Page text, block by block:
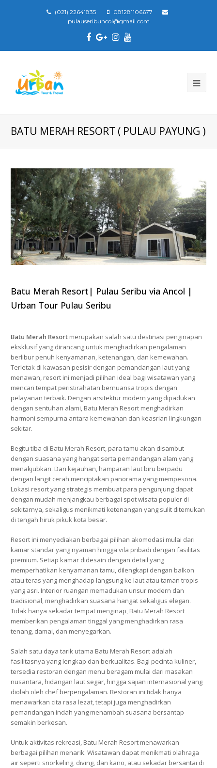
(021) 22641835
081281106677
pulauseribuncol@gmail.com
Facebook
Google
Plus
Instagram
Youtube
BATU MERAH RESORT ( PULAU PAYUNG )
Batu Merah Resort| Pulau Seribu via Ancol |
Urban Tour Pulau Seribu
Batu Merah Resort merupakan salah satu destinasi penginapan
eksklusif yang dirancang untuk menghadirkan pengalaman
berlibur penuh kenyamanan, ketenangan, dan kemewahan.
Terletak di kawasan pesisir dengan pemandangan laut yang
menawan, resort ini menjadi pilihan ideal bagi wisatawan yang
mencari tempat peristirahatan bernuansa tropis dengan
pelayanan terbaik. Dengan arsitektur modern yang dipadukan
dengan sentuhan alami, Batu Merah Resort menghadirkan
harmoni sempurna antara kemewahan dan keasrian lingkungan
sekitar.
Begitu tiba di Batu Merah Resort, para tamu akan disambut
dengan suasana yang hangat serta pemandangan alam yang
menakjubkan. Dari kejauhan, hamparan laut biru berpadu
dengan langit cerah menciptakan panorama yang mempesona.
Lokasi resort yang strategis membuat para pengunjung dapat
dengan mudah menjangkau berbagai spot wisata populer di
sekitarnya, sekaligus menikmati ketenangan yang sulit ditemukan
di tengah hiruk pikuk kota besar.
Resort ini menyediakan berbagai pilihan akomodasi mulai dari
kamar standar yang nyaman hingga vila pribadi dengan fasilitas
premium. Setiap kamar didesain dengan detail yang
memperhatikan kenyamanan tamu, dilengkapi dengan balkon
atau teras yang menghadap langsung ke laut atau taman tropis
yang asri. Interior ruangan memadukan unsur modern dan
tradisional, menghadirkan suasana hangat sekaligus elegan.
Tidak hanya sekadar tempat menginap, Batu Merah Resort
memberikan pengalaman tinggal yang menghadirkan rasa
tenang, damai, dan menyegarkan.
Salah satu daya tarik utama Batu Merah Resort adalah
fasilitasnya yang lengkap dan berkualitas. Bagi pecinta kuliner,
tersedia restoran dengan menu beragam mulai dari masakan
nusantara, hidangan laut segar, hingga sajian internasional yang
diolah oleh chef berpengalaman. Restoran ini tidak hanya
menawarkan cita rasa lezat, tetapi juga menghadirkan
pemandangan indah yang menambah suasana bersantap
semakin berkesan.
Untuk aktivitas rekreasi, Batu Merah Resort menawarkan
berbagai pilihan menarik. Wisatawan dapat menikmati olahraga
air seperti snorkeling, diving, dan kano, atau sekadar bersantai di